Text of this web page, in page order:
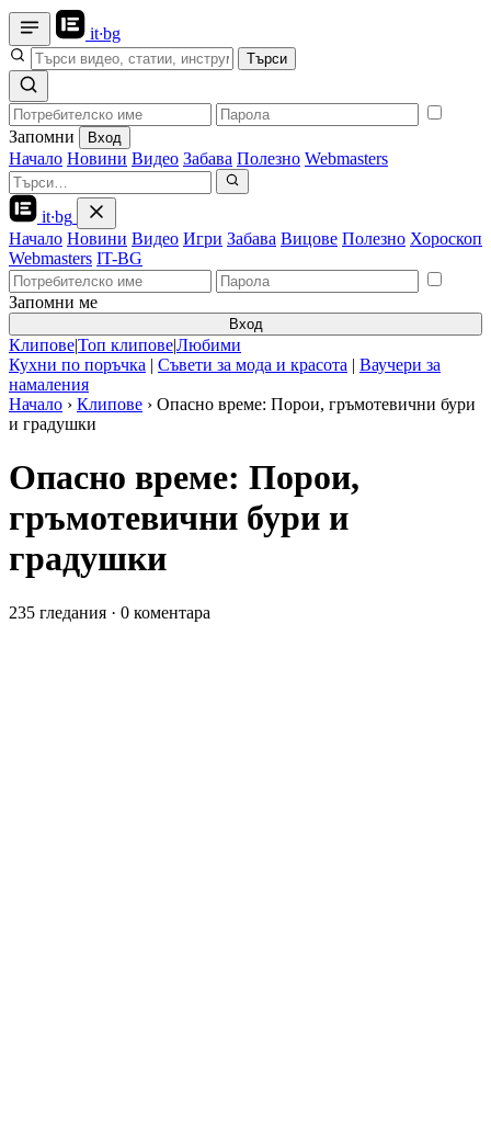
it·bg
Търси
Запомни Вход
Начало Новини Видео Забава Полезно Webmasters
it·bg
Начало Новини Видео Игри Забава Вицове Полезно Хороскоп
Webmasters IT-BG
Запомни ме
Вход
Клипове|Топ клипове|Любими
Кухни по поръчка | Съвети за мода и красота | Ваучери за
намаления
Начало › Клипове › Опасно време: Порои, гръмотевични бури
и градушки
Опасно време: Порои,
гръмотевични бури и
градушки
235 гледания · 0 коментара